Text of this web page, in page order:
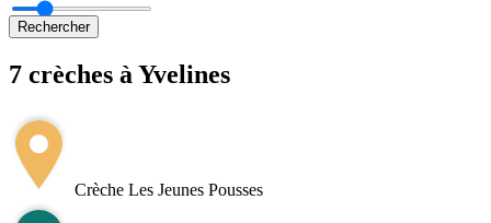
Rechercher
7 crèches à Yvelines
+
−
Crèche Les Jeunes Pousses